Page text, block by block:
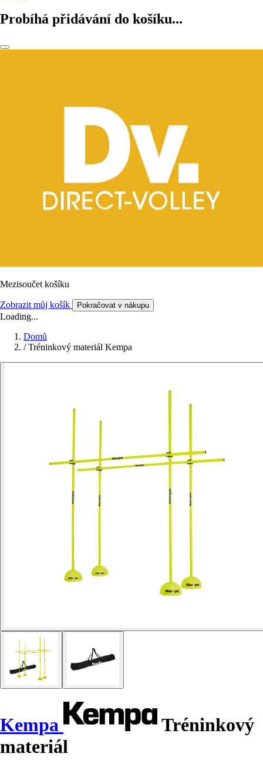
Probíhá přidávání do košíku...
Mezisoučet košíku
Zobrazit můj košík Pokračovat v nákupu
Loading...
Domů
/ Tréninkový materiál Kempa
Kempa
Tréninkový
materiál